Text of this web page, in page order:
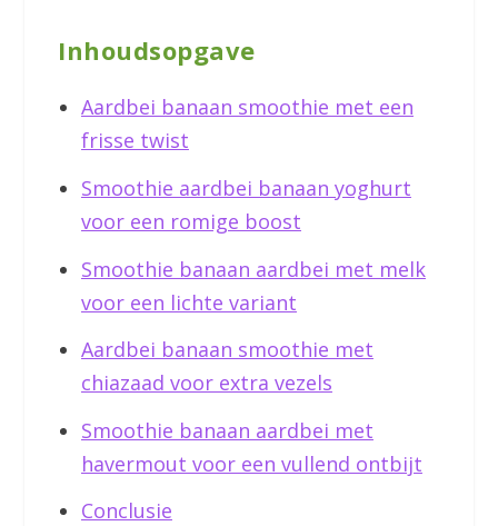
Inhoudsopgave
Aardbei banaan smoothie met een
frisse twist
Smoothie aardbei banaan yoghurt
voor een romige boost
Smoothie banaan aardbei met melk
voor een lichte variant
Aardbei banaan smoothie met
chiazaad voor extra vezels
Smoothie banaan aardbei met
havermout voor een vullend ontbijt
Conclusie